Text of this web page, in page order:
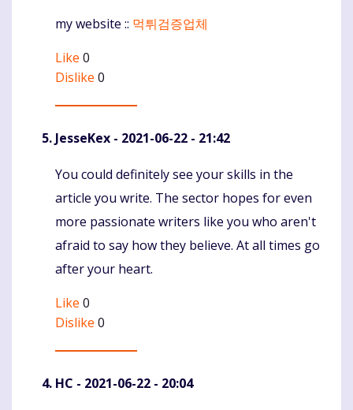
my website :: 먹튀검증업체
Like 0
Dislike 0
JesseKex - 2021-06-22 - 21:42
Komentaras
You could definitely see your skills in the
article you write. The sector hopes for even
more passionate writers like you who aren't
afraid to say how they believe. At all times go
after your heart.
Like 0
Dislike 0
HC - 2021-06-22 - 20:04